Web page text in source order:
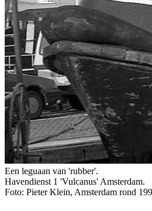
Een leguaan van 'rubber'.
Havendienst 1 'Vulcanus' Amsterdam.
Foto: Pieter Klein, Amsterdam rond